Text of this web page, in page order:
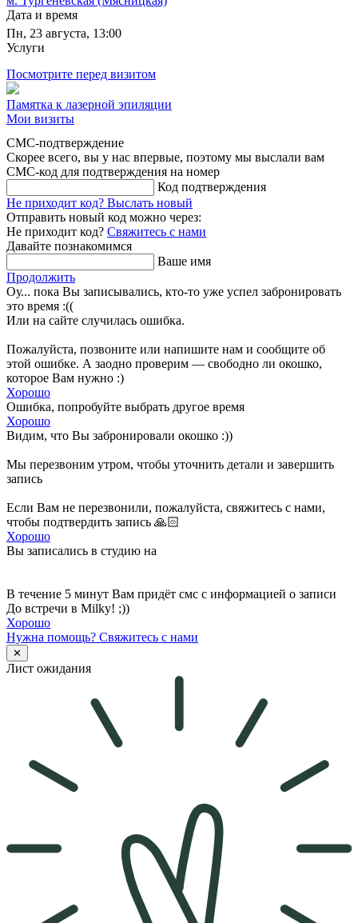
Дата и время
Пн, 23 августа, 13:00
Услуги
Посмотрите перед визитом
Памятка к лазерной эпиляции
Мои визиты
СМС-подтверждение
Скорее всего, вы у нас впервые, поэтому мы выслали вам
СМС-код для подтверждения на номер
Код подтверждения
Не приходит код? Выслать новый
Отправить новый код можно через:
Не приходит код? Свяжитесь с нами
Давайте познакомимся
Ваше имя
Продолжить
Оу... пока Вы записывались, кто-то уже успел забронировать
это время :((
Или на сайте случилась ошибка.
Пожалуйста, позвоните или напишите нам и сообщите об
этой ошибке. А заодно проверим — свободно ли окошко,
которое Вам нужно :)
Хорошо
Ошибка, попробуйте выбрать другое время
Хорошо
Видим, что Вы забронировали окошко :))
Мы перезвоним утром, чтобы уточнить детали и завершить
запись
Если Вам не перезвонили, пожалуйста, свяжитесь с нами,
чтобы подтвердить запись 🙏🏻
Хорошо
Вы записались в студию на
В течение 5 минут Вам придёт смс с информацией о записи
До встречи в Milky! ;))
Хорошо
Нужна помощь? Свяжитесь с нами
✕
Лист ожидания